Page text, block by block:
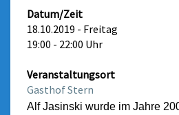
Datum/Zeit
18.10.2019 - Freitag
19:00 - 22:00 Uhr
Veranstaltungsort
Gasthof Stern
Alf Jasinski wurde im Jahre